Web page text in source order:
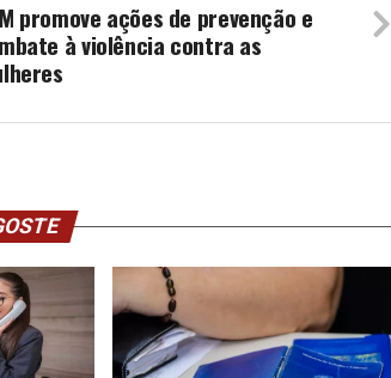
promove ações de prevenção e
à violência contra as